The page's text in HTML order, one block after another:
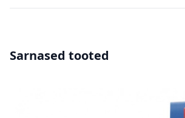
Sarnased tooted